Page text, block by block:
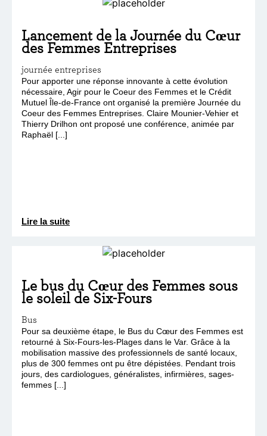
Lancement de la Journée du Cœur
des Femmes Entreprises
journée entreprises
Pour apporter une réponse innovante à cette évolution
nécessaire, Agir pour le Coeur des Femmes et le Crédit
Mutuel Île-de-France ont organisé la première Journée du
Coeur des Femmes Entreprises. Claire Mounier-Vehier et
Thierry Drilhon ont proposé une conférence, animée par
Raphaël [...]
Lire la suite
Le bus du Cœur des Femmes sous
le soleil de Six-Fours
Bus
Pour sa deuxième étape, le Bus du Cœur des Femmes est
retourné à Six-Fours-les-Plages dans le Var. Grâce à la
mobilisation massive des professionnels de santé locaux,
plus de 300 femmes ont pu être dépistées. Pendant trois
jours, des cardiologues, généralistes, infirmières, sages-
femmes [...]